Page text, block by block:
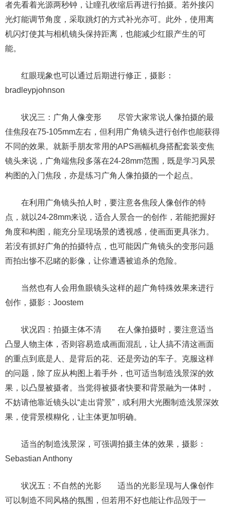
者先看着光源两秒钟，让瞳孔收缩后再进行拍摄。若外接闪
光灯能调节角度，采取跳灯的方式补光亦可。此外，使用离
机闪灯使其与相机镜头保持距离，也能减少红眼产生的可
能。
红眼现象也可以通过后期进行修正，摄影：
bradleypjohnson
状况三：广角人像变形 尽管大家常说人像拍摄的最
佳焦段在75-105mm左右，但利用广角镜头进行创作也能获得
不同的效果。就新手朋友常用的APS画幅机身搭配套装变焦
镜头来说，广角端焦段多落在24-28mm范围，既是学习风景
构图的入门焦段，亦是练习广角人像拍摄的一个起点。
在利用广角镜头拍人时，要注意各焦段人像创作的特
点，就以24-28mm来说，适合人景合一的创作，若能把握好
角度和构图，能充分呈现场景的透视感，使画面更具张力。
若没有抓好广角的拍摄特点，也可能因广角镜头的变形问题
而拍出惨不忍睹的影像，让你遭遇被追杀的危险。
当然也有人会用鱼眼镜头这样的超广角特殊效果来进行
创作，摄影：Joostem
状况四：拍摄主体不清 在人像拍摄时，要注意适当
凸显人物主体，否则容易造成画面混乱，让人搞不清这画面
的重点到底是人、是背后的花、还是旁边的车子。克服这样
的问题，除了应从构图上着手外，也可适当制造浅景深的效
果，以凸显被摄者。当觉得被摄者快要和背景融为一体时，
不妨请他靠近镜头以“走出背景”，或利用大光圈制造浅景深效
果，使背景模糊化，让主体更加明确。
适当的制造浅景深，可强调拍摄主体的效果，摄影：
Sebastian Anthony
状况五：不自然的光影 适当的光影呈现与人像创作
可以制造不同风格的氛围，但若用不好也能让作品毁于一